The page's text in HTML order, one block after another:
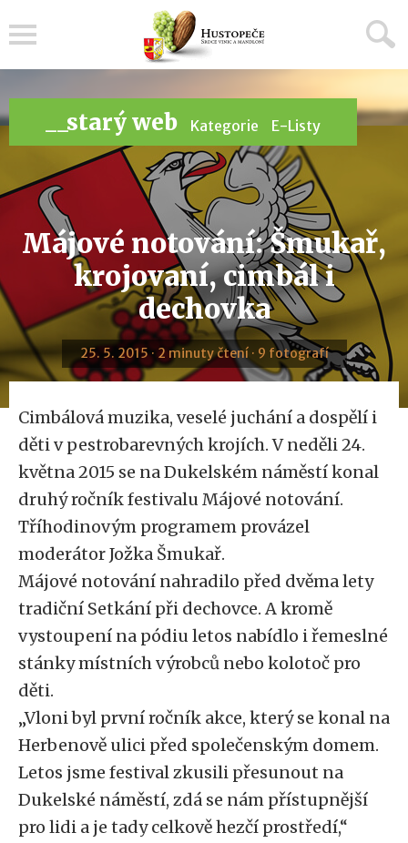
__starý web Kategorie E-Listy
Májové notování: Šmukař,
krojovaní, cimbál i
dechovka
25. 5. 2015 · 2 minuty čtení · 9 fotografí
Cimbálová muzika, veselé juchání a dospělí i
děti v pestrobarevných krojích. V neděli 24.
května 2015 se na Dukelském náměstí konal
druhý ročník festivalu Májové notování.
Tříhodinovým programem provázel
moderátor Jožka Šmukař.
Májové notování nahradilo před dvěma lety
tradiční Setkání při dechovce. A kromě
vystoupení na pódiu letos nabídlo i řemeslné
stánky místních výrobců nebo kolotoč pro
děti.
„Vloni byl první ročník akce, který se konal na
Herbenově ulici před společenským domem.
Letos jsme festival zkusili přesunout na
Dukelské náměstí, zdá se nám přístupnější
pro lidi a je tady celkově hezčí prostředí,“